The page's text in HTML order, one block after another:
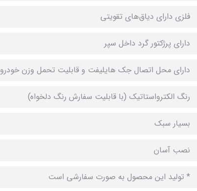
فلزی دارای دیاق‌های تقویتی
دارای پرژکتور گرد داخل سپر
دارای محل اتصال جک هایلیفت و قابلیت تحمل وزن خودرو
رنگ الکترواستاتیک (با قابلیت سفارش رنگ دلخواه)
بسیار سبک
نصب آسان
* تولید این محصول به صورت سفارشی است